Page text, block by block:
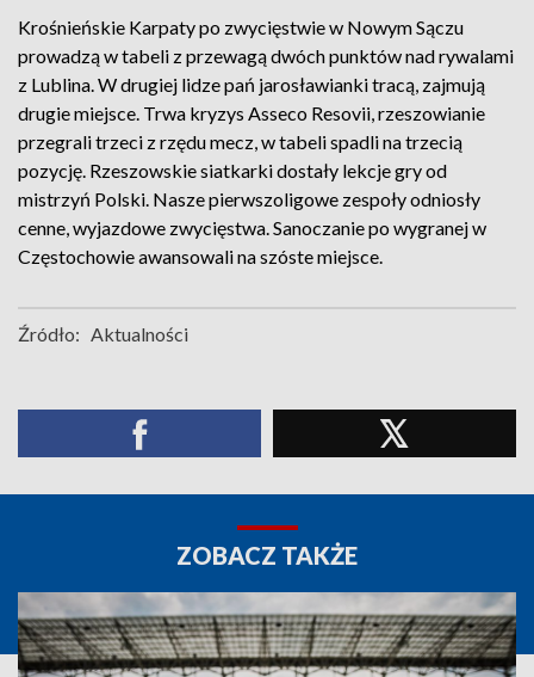
Krośnieńskie Karpaty po zwycięstwie w Nowym Sączu
prowadzą w tabeli z przewagą dwóch punktów nad rywalami
z Lublina. W drugiej lidze pań jarosławianki tracą, zajmują
drugie miejsce. Trwa kryzys Asseco Resovii, rzeszowianie
przegrali trzeci z rzędu mecz, w tabeli spadli na trzecią
pozycję. Rzeszowskie siatkarki dostały lekcje gry od
mistrzyń Polski. Nasze pierwszoligowe zespoły odniosły
cenne, wyjazdowe zwycięstwa. Sanoczanie po wygranej w
Częstochowie awansowali na szóste miejsce.
Źródło: Aktualności
ZOBACZ TAKŻE